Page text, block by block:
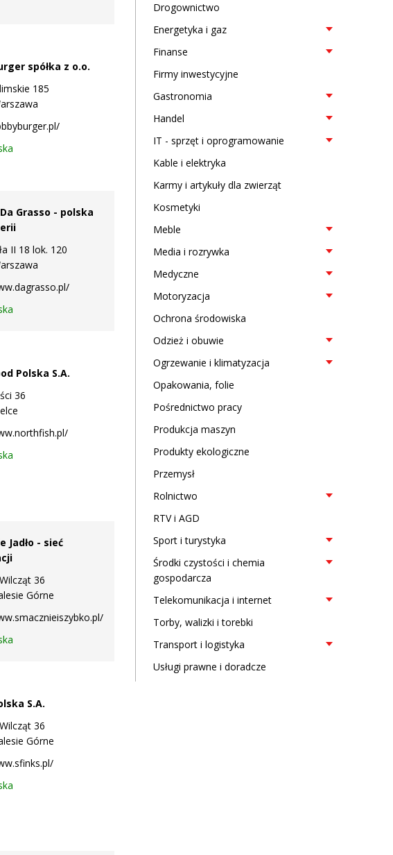
spółka z o.o.
185
Grasso - polska
II 18 lok. 120
Polska S.A.
36
Jadło - sieć
36
Górne
S.A.
36
Górne
Drogownictwo
Energetyka i gaz
Finanse
Firmy inwestycyjne
Gastronomia
Handel
IT - sprzęt i oprogramowanie
Kable i elektryka
Karmy i artykuły dla zwierząt
Kosmetyki
Meble
Media i rozrywka
Medyczne
Motoryzacja
Ochrona środowiska
Odzież i obuwie
Ogrzewanie i klimatyzacja
Opakowania, folie
Pośrednictwo pracy
Produkcja maszyn
Produkty ekologiczne
Przemysł
Rolnictwo
RTV i AGD
Sport i turystyka
Środki czystości i chemia
gospodarcza
Telekomunikacja i internet
Torby, walizki i torebki
Transport i logistyka
Usługi prawne i doradcze